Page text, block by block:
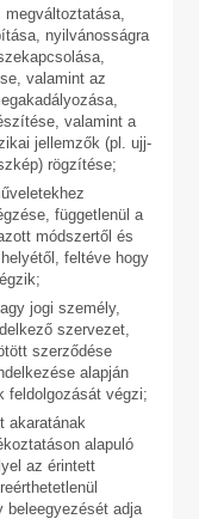
megváltoztatása,
nyilvánosságra
valamint az
valamint a
jellemzők (pl. ujj-
rögzítése;
függetlenül a
módszertől és
feltéve hogy
jogi személy,
szervezet,
szerződése
alapján
feldolgozását végzi;
akaratának
alapuló
az érintett
beleegyezését adja